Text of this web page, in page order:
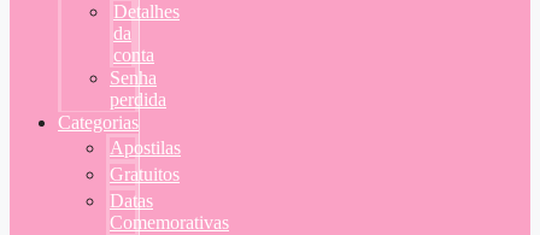
Detalhes
da
conta
Senha
perdida
Categorias
Apostilas
Gratuitos
Datas
Comemorativas